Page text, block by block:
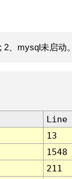
、mysql未启动。
Line
13
1548
211